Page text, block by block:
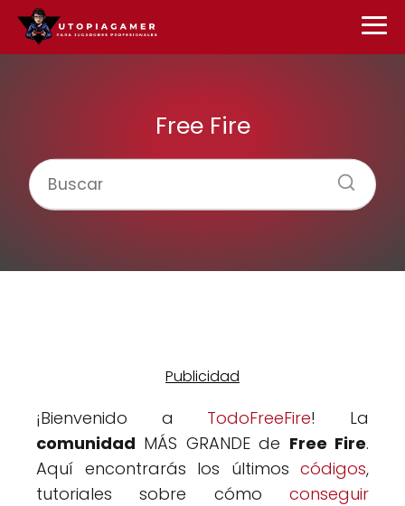
Free Fire
¡Bienvenido a TodoFreeFire! La
comunidad MÁS GRANDE de Free Fire.
Aquí encontrarás los últimos códigos,
tutoriales sobre cómo conseguir